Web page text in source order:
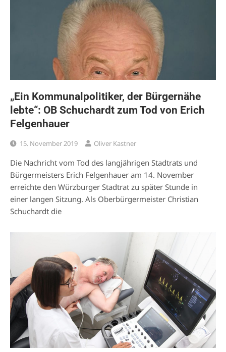
„Ein Kommunalpolitiker, der Bürgernähe
lebte“: OB Schuchardt zum Tod von Erich
Felgenhauer
15. November 2019 Oliver Kastner
Die Nachricht vom Tod des langjährigen Stadtrats und
Bürgermeisters Erich Felgenhauer am 14. November
erreichte den Würzburger Stadtrat zu später Stunde in
einer langen Sitzung. Als Oberbürgermeister Christian
Schuchardt die